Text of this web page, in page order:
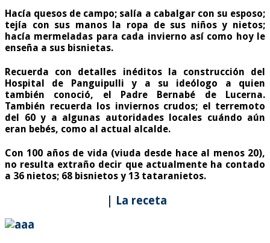
Hacía quesos de campo; salía a cabalgar con su esposo;
tejía con sus manos la ropa de sus niños y nietos;
hacía mermeladas para cada invierno así como hoy le
enseña a sus bisnietas.
Recuerda con detalles inéditos la construcción del
Hospital de Panguipulli y a su ideólogo a quien
también conoció, el Padre Bernabé de Lucerna.
También recuerda los inviernos crudos; el terremoto
del 60 y a algunas autoridades locales cuándo aún
eran bebés, como al actual alcalde.
Con 100 años de vida (viuda desde hace al menos 20),
no resulta extraño decir que actualmente ha contado
a 36 nietos; 68 bisnietos y 13 tataranietos.
| La receta